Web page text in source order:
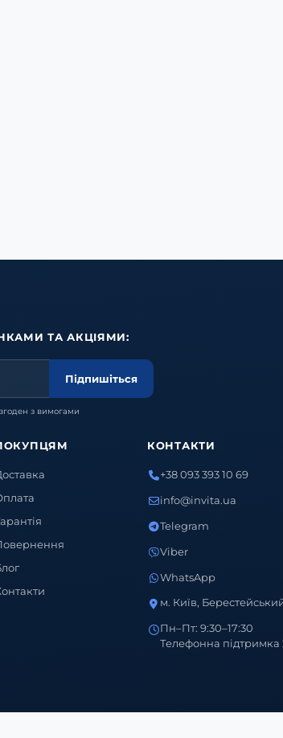
ТА АКЦІЯМИ:
Підпишіться
згоден з вимогами
КОНТАКТИ
+38 093 393 10 69
info@invita.ua
Telegram
Viber
WhatsApp
м. Київ,
Пн–Пт: 9:30–17:30
Телефонна підтримка